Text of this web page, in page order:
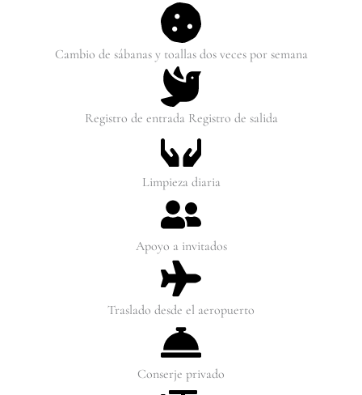
Cambio de sábanas y toallas dos veces por semana
Registro de entrada Registro de salida
Limpieza diaria
Apoyo a invitados
Traslado desde el aeropuerto
Conserje privado